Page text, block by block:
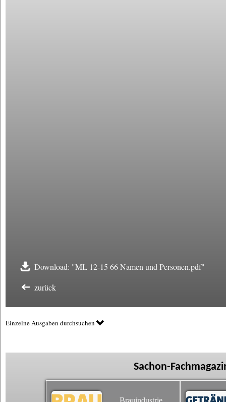
Download: "ML 12-15 66 Namen und Personen.pdf"
zurück
Einzelne Ausgaben durchsuchen
Sachon-
Brauindustrie